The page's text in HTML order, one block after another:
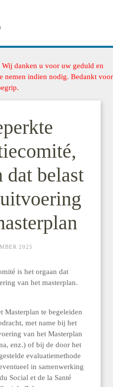
danken u voor uw geduld en
nemen indien nodig. Bedankt voor
dat belast
2025
is het orgaan dat
van het masterplan.
Masterplan te begeleiden
met name bij het
van het Masterplan
enz.) of bij de door het
evaluatiemethode
in samenwerking
Social et de la Santé